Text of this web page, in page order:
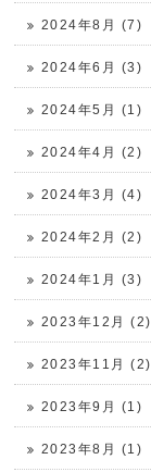
2024年8月 (7)
2024年6月 (3)
2024年5月 (1)
2024年4月 (2)
2024年3月 (4)
2024年2月 (2)
2024年1月 (3)
2023年12月 (2)
2023年11月 (2)
2023年9月 (1)
2023年8月 (1)